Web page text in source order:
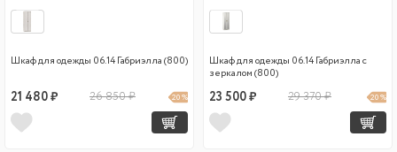
Шкаф для одежды 06.14 Габриэлла (800)
21 480 ₽ 26 850 ₽ 20 %
Шкаф для одежды 06.14 Габриэлла с
зеркалом (800)
23 500 ₽ 29 370 ₽ 20 %